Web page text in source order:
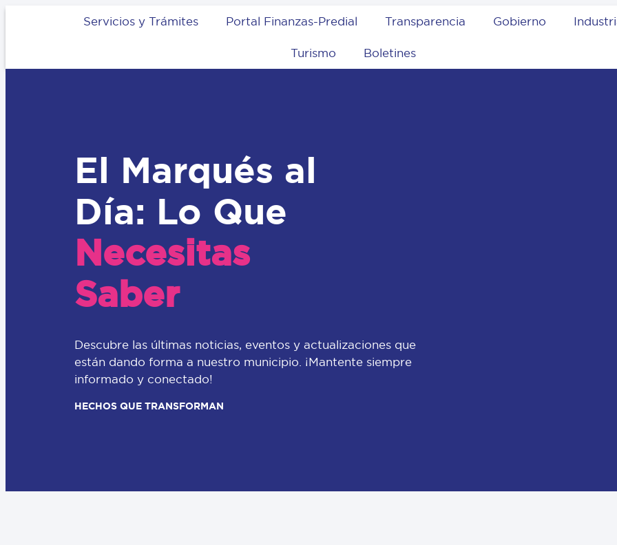
Servicios y Trámites Portal Finanzas-Predial Transparencia Gobierno
Turismo Boletines
El Marqués al
Día: Lo Que
Necesitas
Saber
Descubre las últimas noticias, eventos y actualizaciones que
están dando forma a nuestro municipio. ¡Mantente siempre
informado y conectado!
HECHOS QUE TRANSFORMAN